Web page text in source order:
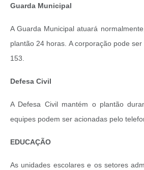
Guarda Municipal
A Guarda Municipal atuará
plantão 24 horas. A corporação pode
153.
Defesa Civil
A Defesa Civil mantém o plantão
equipes podem ser acionadas pelo
EDUCAÇÃO
As unidades escolares e os setores